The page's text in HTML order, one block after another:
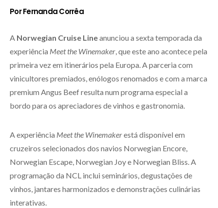
Por Fernanda Corrêa
A Norwegian Cruise Lineanunciou a sexta temporada da
experiência Meet the Winemaker , que este ano acontece pela
primeira vez em itinerários pela Europa. A parceria com
vinicultores premiados, enólogos renomados e com a marca
premium Angus Beef resulta num programa especial a
bordo para os apreciadores de vinhos e gastronomia.
A experiência Meet the Winemakerestá disponível em
cruzeiros selecionados dos navios Norwegian Encore,
Norwegian Escape, Norwegian Joy e Norwegian Bliss. A
programação da NCL inclui seminários, degustações de
vinhos, jantares harmonizados e demonstrações culinárias
interativas.